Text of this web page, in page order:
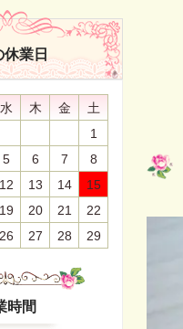
業日
水 木 金
土
1
5 6 7
8
12 13 14
15
19 20 21
22
26 27 28 29
時間